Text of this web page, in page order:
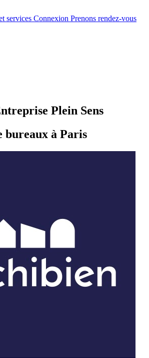
services Connexion Prenons rendez-vous
Plein Sens
bureaux à Paris